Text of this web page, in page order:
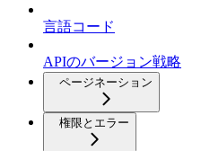
言語コード
APIのバージョン戦略
ページネーション
権限とエラー